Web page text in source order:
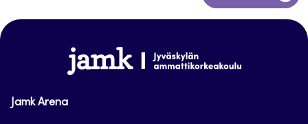
takaisin
www.jamk.fi
Jamk Arena